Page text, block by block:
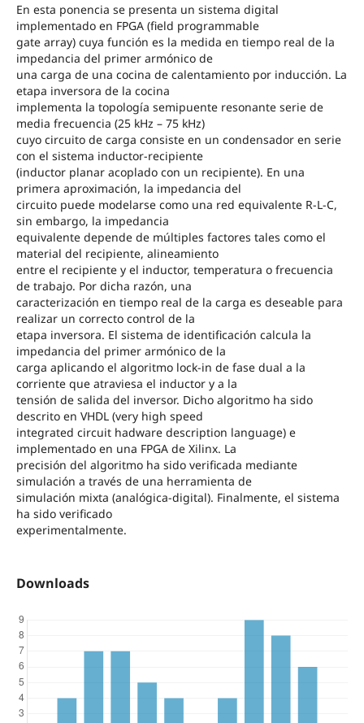
En esta ponencia se presenta un sistema digital
implementado en FPGA (field programmable
gate array) cuya función es la medida en tiempo real de la
impedancia del primer armónico de
una carga de una cocina de calentamiento por inducción. La
etapa inversora de la cocina
implementa la topología semipuente resonante serie de
media frecuencia (25 kHz – 75 kHz)
cuyo circuito de carga consiste en un condensador en serie
con el sistema inductor‐recipiente
(inductor planar acoplado con un recipiente). En una
primera aproximación, la impedancia del
circuito puede modelarse como una red equivalente R‐L‐C,
sin embargo, la impedancia
equivalente depende de múltiples factores tales como el
material del recipiente, alineamiento
entre el recipiente y el inductor, temperatura o frecuencia
de trabajo. Por dicha razón, una
caracterización en tiempo real de la carga es deseable para
realizar un correcto control de la
etapa inversora. El sistema de identificación calcula la
impedancia del primer armónico de la
carga aplicando el algoritmo lock‐in de fase dual a la
corriente que atraviesa el inductor y a la
tensión de salida del inversor. Dicho algoritmo ha sido
descrito en VHDL (very high speed
integrated circuit hadware description language) e
implementado en una FPGA de Xilinx. La
precisión del algoritmo ha sido verificada mediante
simulación a través de una herramienta de
simulación mixta (analógica‐digital). Finalmente, el sistema
ha sido verificado
experimentalmente.
Downloads